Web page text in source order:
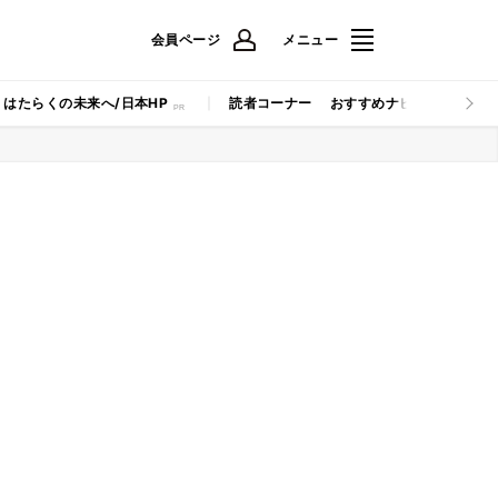
会員ページ メニュー
はたらくの未来へ/日本HP 読者コーナー おすすめナビ マイナビ